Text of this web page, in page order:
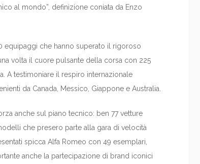
al mondo”, definizione coniata da Enzo
equipaggi che hanno superato il rigoroso
volta il cuore pulsante della corsa con 225
A testimoniare il respiro internazionale
da Canada, Messico, Giappone e Australia.
anche sul piano tecnico: ben 77 vetture
che presero parte alla gara di velocità
spicca Alfa Romeo con 49 esemplari,
anche la partecipazione di brand iconici